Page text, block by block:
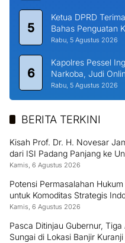
5
Ketua DPRD
Bahas Penguatan
Rabu, 5 Agustus 2026
6
Kapolres Pessel
Narkoba, Judi
Rabu, 5 Agustus 2026
BERITA TERKINI
Kisah Prof. Dr. H. Novesar
dari ISI Padang Panjang ke
Kamis, 6 Agustus 2026
Potensi Permasalahan
untuk Komoditas Strategis
Kamis, 6 Agustus 2026
Pasca Ditinjau Gubernur,
Sungai di Lokasi Banjir Kuranji